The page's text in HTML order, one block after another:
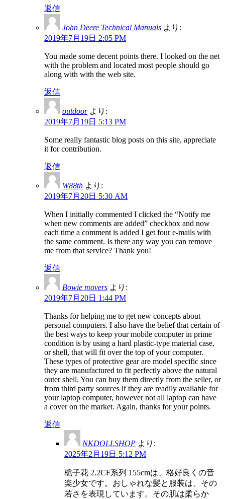
返信
John Deere Technical Manuals より:
2019年7月19日 2:05 PM
You made some decent points there. I looked on the net
with the problem and located most people should go
along with with the web site.
返信
outdoor より:
2019年7月19日 5:13 PM
Some really fantastic blog posts on this site, appreciate
it for contribution.
返信
W88th より:
2019年7月20日 5:30 AM
When I initially commented I clicked the “Notify me
when new comments are added” checkbox and now
each time a comment is added I get four e-mails with
the same comment. Is there any way you can remove
me from that service? Thank you!
返信
Bowie movers より:
2019年7月20日 1:44 PM
Thanks for helping me to get new concepts about
personal computers. I also have the belief that certain of
the best ways to keep your mobile computer in prime
condition is by using a hard plastic-type material case,
or shell, that will fit over the top of your computer.
These types of protective gear are model specific since
they are manufactured to fit perfectly above the natural
outer shell. You can buy them directly from the seller, or
from third party sources if they are readily available for
your laptop computer, however not all laptop can have
a cover on the market. Again, thanks for your points.
返信
NKDOLLSHOP より:
2025年2月19日 5:12 PM
栀子花 2.2CF系列 155cmは、格好良くの音
楽少女です。おしゃれな髪と服装は、その
若さを表現しています。その肌は柔らか